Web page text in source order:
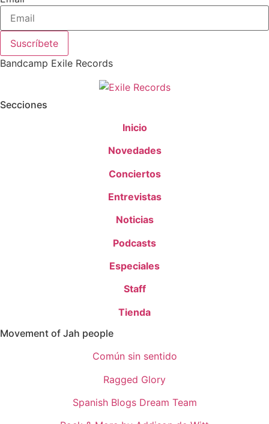
Suscríbete
Bandcamp Exile Records
Secciones
Inicio
Novedades
Conciertos
Entrevistas
Noticias
Podcasts
Especiales
Staff
Tienda
Movement of Jah people
Común sin sentido
Ragged Glory
Spanish Blogs Dream Team